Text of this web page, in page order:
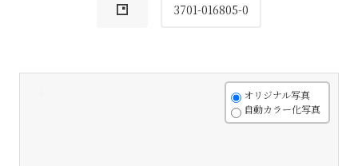
3701-016805-0
オリジナル写真
自動カラー化写真